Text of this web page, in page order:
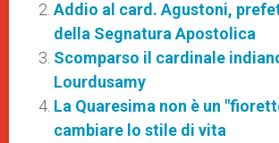
Addio al card. Agustoni,
della Segnatura Apostolica
Scomparso il cardinale
Lourdusamy
La Quaresima non è un
cambiare lo stile di vita